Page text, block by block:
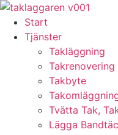
Skip
content
Start
Tjänster
Takläggning
Takrenovering
Takbyte
Tvätta Tak,
Lägga